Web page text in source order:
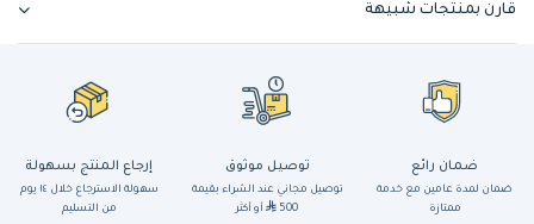
قارن بمنتجات شبيهة
ضمان رائع
ضمان لمدة عامين مع خدمة
ممتازة
توصيل موثوق
توصيل مجاني عند الشراء بقيمة
500
أو أكثر
إرجاع المنتج بسهولة
سهولة الاسترجاع خلال ١٤ يوم
من التسليم